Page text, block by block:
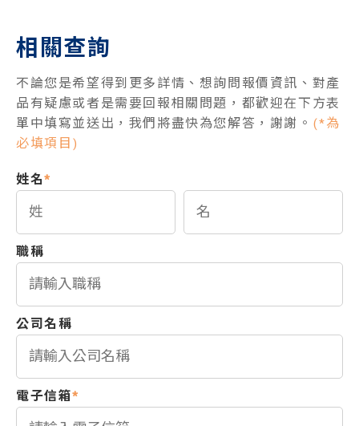
相關查詢
不論您是希望得到更多詳情、想詢問報價資訊、對產
品有疑慮或者是需要回報相關問題，都歡迎在下方表
單中填寫並送出，我們將盡快為您解答，謝謝。 (*為
必填項目)
姓名*
職稱
公司名稱
電子信箱*